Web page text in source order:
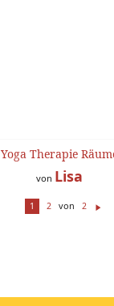
Yoga Therapie
von Lisa
1 2 von 2